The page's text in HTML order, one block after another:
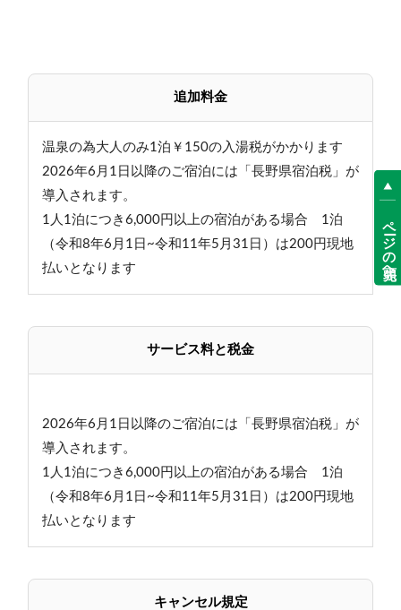
追加料金
温泉の為大人のみ1泊￥150の入湯税がかかります
2026年6月1日以降のご宿泊には「長野県宿泊税」が
導入されます。
1人1泊につき6,000円以上の宿泊がある場合 1泊
（令和8年6月1日~令和11年5月31日）は200円現地
払いとなります
サービス料と税金
2026年6月1日以降のご宿泊には「長野県宿泊税」が
導入されます。
1人1泊につき6,000円以上の宿泊がある場合 1泊
（令和8年6月1日~令和11年5月31日）は200円現地
払いとなります
キャンセル規定
ページの先頭へ